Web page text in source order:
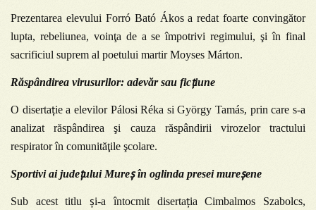
Prezentarea elevului Forró Bató Ákos a redat foarte convingător
lupta, rebeliunea, voinţa de a se împotrivi regimului, şi în final
sacrificiul suprem al poetului martir Moyses Márton.
Răspândirea virusurilor: adevăr sau ficțiune
O disertație a elevilor Pálosi Réka si György Tamás, prin care s-a
analizat răspândirea şi cauza răspândirii virozelor tractului
respirator în comunităţile şcolare.
Sportivi ai județului Mureșîn oglinda presei mureșene
Sub acest titlu și-a întocmit disertațiaCimbalmos Szabolcs,